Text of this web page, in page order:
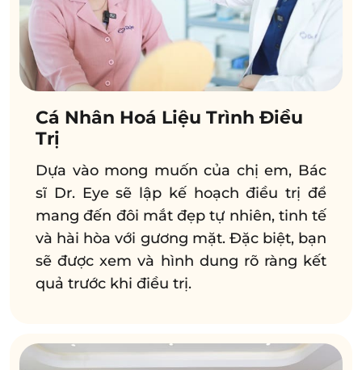
Cá Nhân Hoá Liệu Trình Điều
Trị
Dựa vào mong muốn của chị em, Bác
sĩ Dr. Eye sẽ lập kế hoạch điều trị để
mang đến đôi mắt đẹp tự nhiên, tinh tế
và hài hòa với gương mặt. Đặc biệt, bạn
sẽ được xem và hình dung rõ ràng kết
quả trước khi điều trị.